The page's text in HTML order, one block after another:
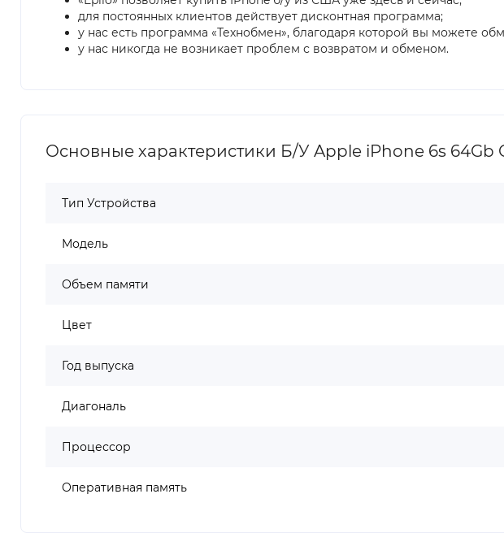
для постоянных клиентов действует дисконтная программа;
у нас есть программа «Технобмен», благодаря которой вы можете
у нас никогда не возникает проблем с возвратом и обменом.
Основные характеристики Б/У Apple iPhone 6s 64Gb
Тип Устройства
Модель
Объем памяти
Цвет
Год выпуска
Диагональ
Процессор
Оперативная память